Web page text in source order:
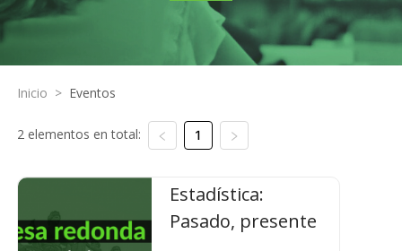
Inicio > Eventos
2 elementos en total: 1
Estadística:
Pasado, presente